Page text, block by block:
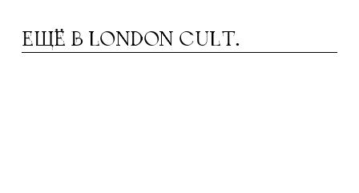
ЕЩЁ В LONDON CULT.